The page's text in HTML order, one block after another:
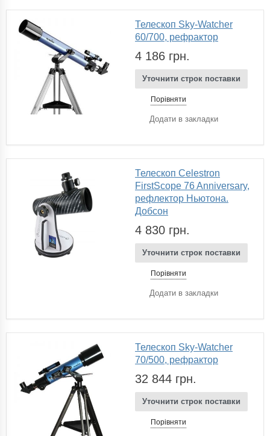
Телескоп Sky-Watcher
60/700, рефрактор
4 186 грн.
Уточнити строк поставки
Порівняти
Додати в закладки
Телескоп Celestron
FirstScope 76 Anniversary,
рефлектор Ньютона.
Добсон
4 830 грн.
Уточнити строк поставки
Порівняти
Додати в закладки
Телескоп Sky-Watcher
70/500, рефрактор
32 844 грн.
Уточнити строк поставки
Порівняти